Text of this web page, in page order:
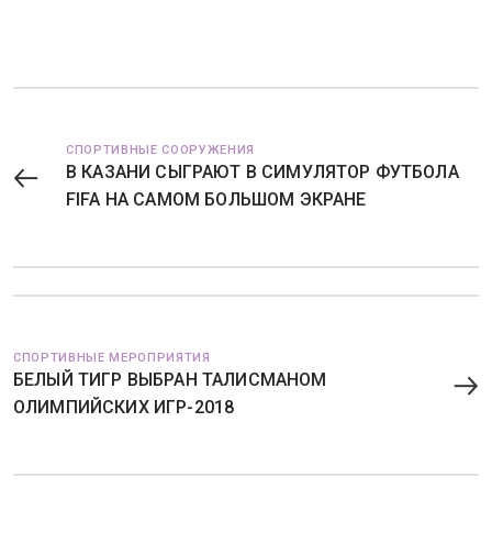
СПОРТИВНЫЕ СООРУЖЕНИЯ
В КАЗАНИ СЫГРАЮТ В СИМУЛЯТОР ФУТБОЛА
FIFA НА САМОМ БОЛЬШОМ ЭКРАНЕ
СПОРТИВНЫЕ МЕРОПРИЯТИЯ
БЕЛЫЙ ТИГР ВЫБРАН ТАЛИСМАНОМ
ОЛИМПИЙСКИХ ИГР-2018